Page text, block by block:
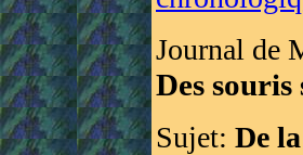
Journal de
Des
Sujet: De